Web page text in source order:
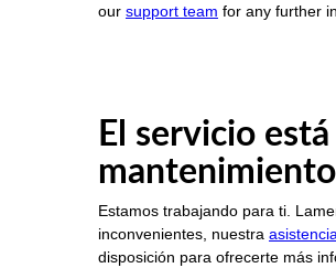
our support team for any further
El servicio
mantenimiento
Estamos trabajando para ti.
inconvenientes, nuestra asistencia
disposición para ofrecerte más